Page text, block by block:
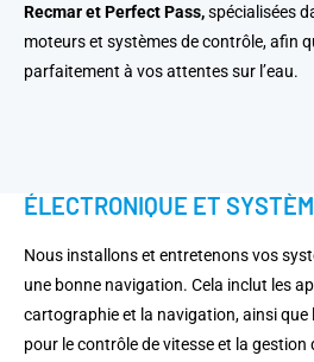
Recmar et Perfect Pass,spécialisées
moteurs et systèmes de contrôle, afin
parfaitement à vos attentes sur l’eau.
ÉLECTRONIQUE ET
Nous installons et entretenons vos
une bonne navigation. Cela inclut les
cartographie et la navigation, ainsi que
pour le contrôle de vitesse et la